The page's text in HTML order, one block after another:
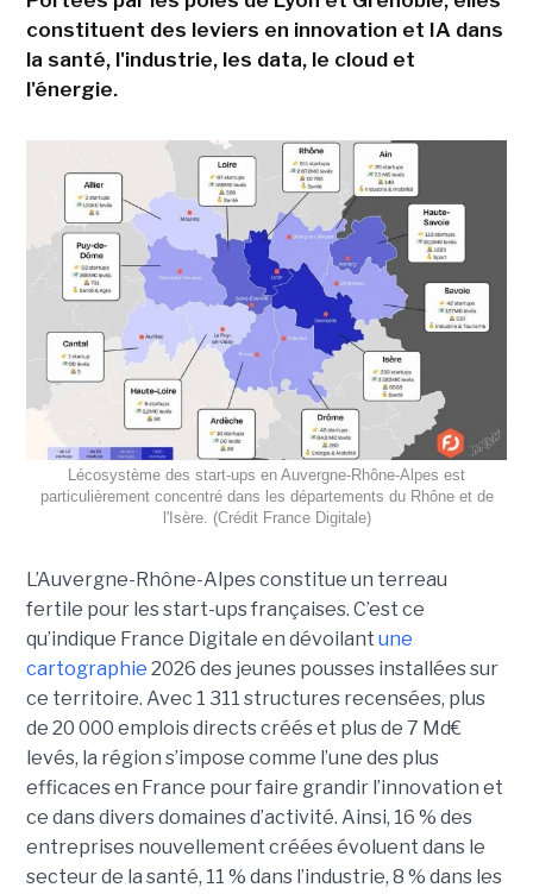
constituent des leviers en innovation et IA dans
la santé, l'industrie, les data, le cloud et
l'énergie.
Lécosystème des start-ups en Auvergne-Rhône-Alpes est
particulièrement concentré dans les départements du Rhône et de
l'Isère. (Crédit France Digitale)
L’Auvergne-Rhône-Alpes constitue un terreau
fertile pour les start-ups françaises. C’est ce
qu’indique France Digitale en dévoilant une
cartographie 2026 des jeunes pousses installées sur
ce territoire. Avec 1 311 structures recensées, plus
de 20 000 emplois directs créés et plus de 7 Md€
levés, la région s’impose comme l’une des plus
efficaces en France pour faire grandir l’innovation et
ce dans divers domaines d’activité. Ainsi, 16 % des
entreprises nouvellement créées évoluent dans le
secteur de la santé, 11 % dans l’industrie, 8 % dans les